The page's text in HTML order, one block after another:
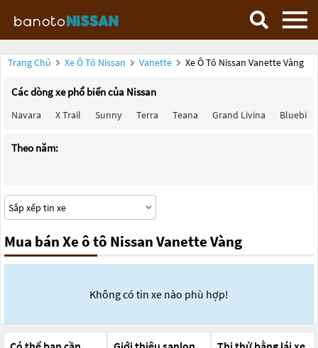
Trang Chủ Xe Ô Tô Nissan Vanette Xe Ô Tô Nissan Vanette Vàng
Các dòng xe phổ biến của Nissan
Navara X Trail Sunny Terra Teana Grand Livina Bluebird
Theo năm:
Mua bán Xe ô tô Nissan Vanette Vàng
Không có tin xe nào phù hợp!